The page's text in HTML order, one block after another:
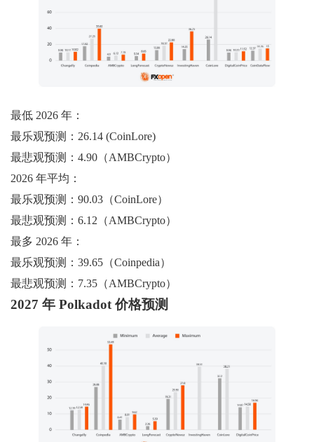
最低 2026 年：
最乐观预测：26.14 (CoinLore)
最悲观预测：4.90（AMBCrypto）
2026 年平均：
最乐观预测：90.03（CoinLore）
最悲观预测：6.12（AMBCrypto）
最多 2026 年：
最乐观预测：39.65（Coinpedia）
最悲观预测：7.35（AMBCrypto）
2027 年 Polkadot 价格预测